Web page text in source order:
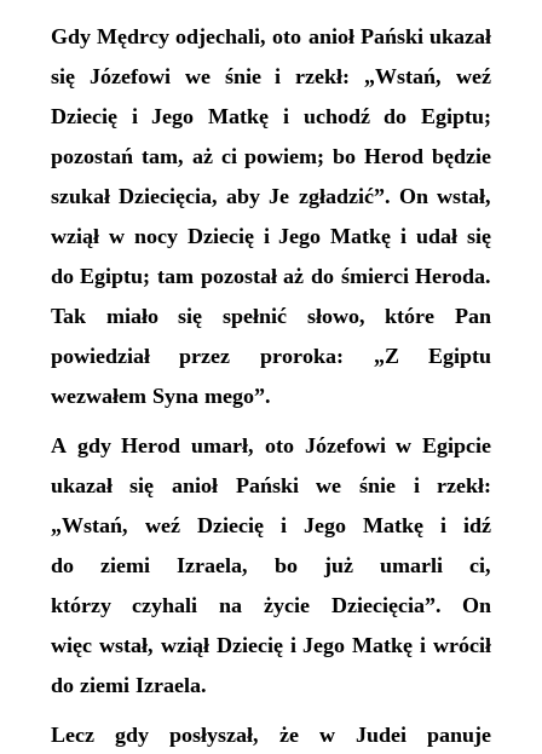
Gdy Mędrcy odjechali, oto anioł Pański ukazał
się Józefowi we śnie i rzekł: „Wstań, weź
Dziecię i Jego Matkę i uchodź do Egiptu;
pozostań tam, aż ci powiem; bo Herod będzie
szukał Dziecięcia, aby Je zgładzić”. On wstał,
wziął w nocy Dziecię i Jego Matkę i udał się
do Egiptu; tam pozostał aż do śmierci Heroda.
Tak miało się spełnić słowo, które Pan
powiedział przez proroka: „Z Egiptu
wezwałem Syna mego”.
A gdy Herod umarł, oto Józefowi w Egipcie
ukazał się anioł Pański we śnie i rzekł:
„Wstań, weź Dziecię i Jego Matkę i idź
do ziemi Izraela, bo już umarli ci,
którzy czyhali na życie Dziecięcia”. On
więc wstał, wziął Dziecię i Jego Matkę i wrócił
do ziemi Izraela.
Lecz gdy posłyszał, że w Judei panuje